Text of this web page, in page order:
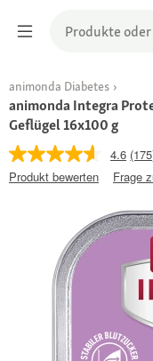
animonda Diabetes
animonda Integra
Geflügel 16x100 g
4.6
Produkt bewerten
Frage